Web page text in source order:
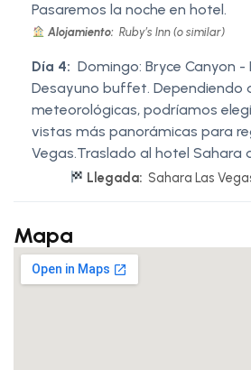
Pasaremos la noche en hotel.
Alojamiento: Ruby’s Inn (o similar)
Día 4: Domingo: Bryce Canyon -
Desayuno buffet. Dependiendo
meteorológicas, podríamos
vistas más panorámicas para
Vegas.Traslado al hotel Sahara
Llegada: Sahara Las
Mapa